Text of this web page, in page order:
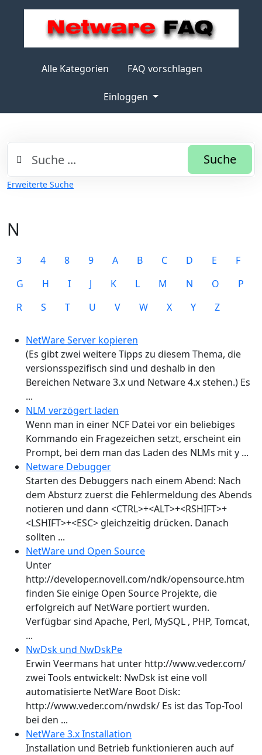
Alle Kategorien FAQ vorschlagen
Einloggen
Suche
Erweiterte Suche
N
3 4 8 9 A B C D E
F
G
H I J K L M N O
P
R
S T U V W X Y Z
NetWare Server kopieren
(Es gibt zwei weitere Tipps zu diesem Thema, die
versionsspezifisch sind und deshalb in den
Bereichen Netware 3.x und Netware 4.x stehen.) Es
...
NLM verzögert laden
Wenn man in einer NCF Datei vor ein beliebiges
Kommando ein Fragezeichen setzt, erscheint ein
Prompt, bei dem man das Laden des NLMs mit y ...
Netware Debugger
Starten des Debuggers nach einem Abend: Nach
dem Absturz zuerst die Fehlermeldung des Abends
notieren und dann <CTRL>+<ALT>+<RSHIFT>+
<LSHIFT>+<ESC> gleichzeitig drücken. Danach
sollten ...
NetWare und Open Source
Unter
http://developer.novell.com/ndk/opensource.htm
finden Sie einige Open Source Projekte, die
erfolgreich auf NetWare portiert wurden.
Verfügbar sind Apache, Perl, MySQL , PHP, Tomcat,
...
NwDsk und NwDskPe
Erwin Veermans hat unter http://www.veder.com/
zwei Tools entwickelt: NwDsk ist eine voll
automatisierte NetWare Boot Disk:
http://www.veder.com/nwdsk/ Es ist das Top-Tool
bei den ...
NetWare 3.x Installation
Installation und Betrieb funktionieren auch auf